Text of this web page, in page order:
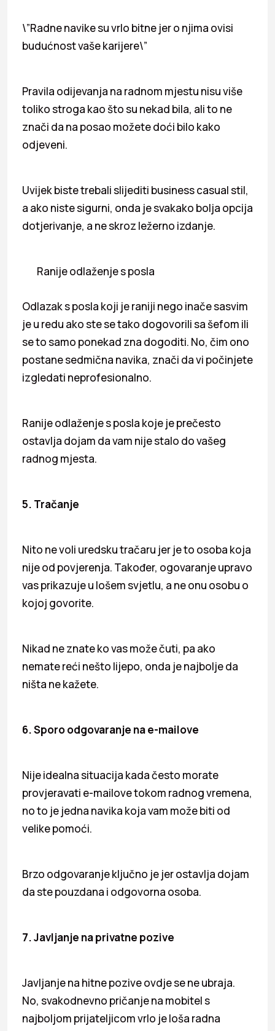
\”Radne navike su vrlo bitne jer o njima ovisi
budućnost vaše karijere\”
Pravila odijevanja na radnom mjestu nisu više
toliko stroga kao što su nekad bila, ali to ne
znači da na posao možete doći bilo kako
odjeveni.
Uvijek biste trebali slijediti business casual stil,
a ako niste sigurni, onda je svakako bolja opcija
dotjerivanje, a ne skroz ležerno izdanje.
Ranije odlaženje s posla
Odlazak s posla koji je raniji nego inače sasvim
je u redu ako ste se tako dogovorili sa šefom ili
se to samo ponekad zna dogoditi. No, čim ono
postane sedmična navika, znači da vi počinjete
izgledati neprofesionalno.
Ranije odlaženje s posla koje je prečesto
ostavlja dojam da vam nije stalo do vašeg
radnog mjesta.
5. Tračanje
Nito ne voli uredsku tračaru jer je to osoba koja
nije od povjerenja. Također, ogovaranje upravo
vas prikazuje u lošem svjetlu, a ne onu osobu o
kojoj govorite.
Nikad ne znate ko vas može čuti, pa ako
nemate reći nešto lijepo, onda je najbolje da
ništa ne kažete.
6. Sporo odgovaranje na e-mailove
Nije idealna situacija kada često morate
provjeravati e-mailove tokom radnog vremena,
no to je jedna navika koja vam može biti od
velike pomoći.
Brzo odgovaranje ključno je jer ostavlja dojam
da ste pouzdana i odgovorna osoba.
7. Javljanje na privatne pozive
Javljanje na hitne pozive ovdje se ne ubraja.
No, svakodnevno pričanje na mobitel s
najboljom prijateljicom vrlo je loša radna